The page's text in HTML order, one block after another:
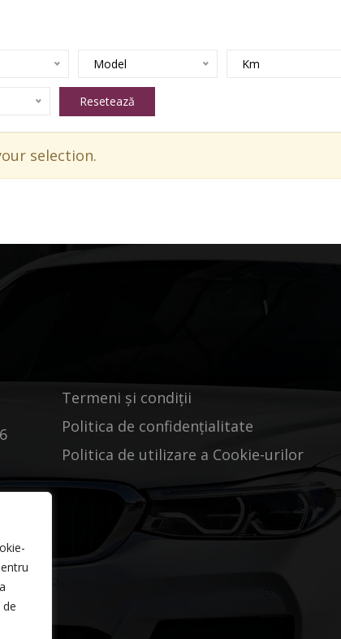
de
Model Km
Resetează
selection.
Termeni și condiții
Politica de confidențialitate
Politica de utilizare a Cookie-urilor